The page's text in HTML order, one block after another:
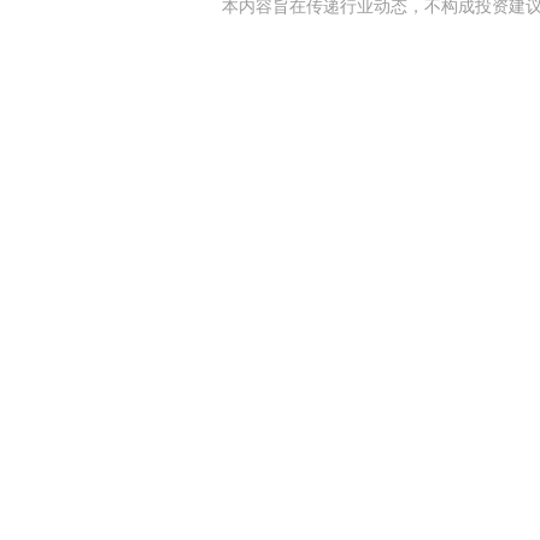
本内容旨在传递行业动态，不构成投资建议